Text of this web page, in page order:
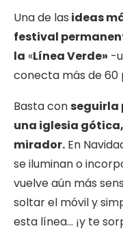
Una de las ideas
festival
la «Línea Verde» -
conecta más de 60
Basta conseguirla
una iglesia
mirador. En
se iluminan o
vuelve aún más
soltar el móvil y
esta línea… ¡y te